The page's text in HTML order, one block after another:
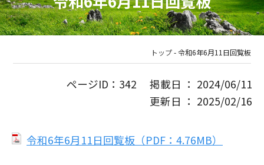
トップ-令和6年6月11日回覧板
ページID：342 掲載日 ： 2024/06/11
更新日 ： 2025/02/16
令和6年6月11日回覧板（PDF：4.76MB）